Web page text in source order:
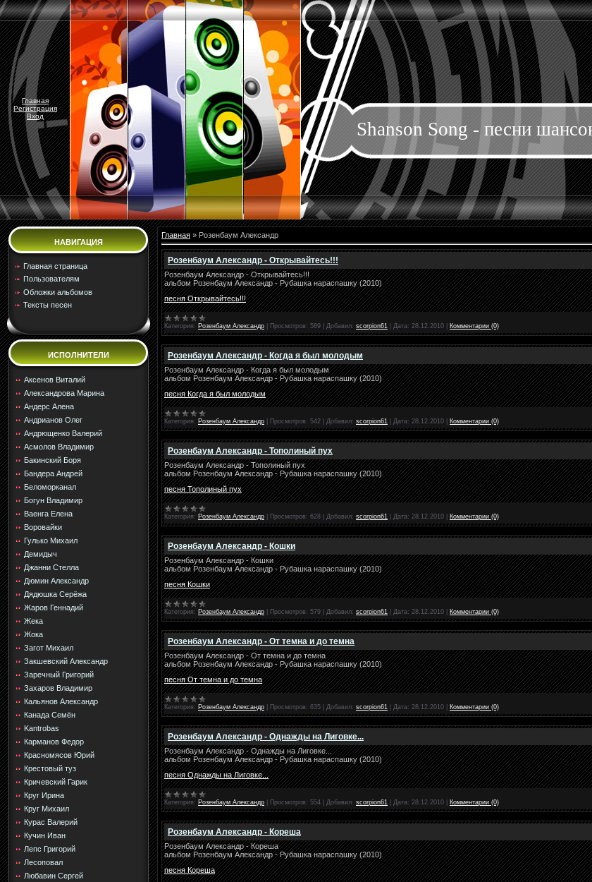
Главная
Регистрация
Вход
Shanson Song - песни
НАВИГАЦИЯ
Главная страница
Пользователям
Обложки альбомов
Тексты песен
ИСПОЛНИТЕЛИ
Аксенов Виталий
Александрова Марина
Андерс Алена
Андрианов Олег
Андрющенко Валерий
Асмолов Владимир
Бакинский Боря
Бандера Андрей
Беломорканал
Богун Владимир
Ваенга Елена
Воровайки
Гулько Михаил
Демидыч
Джанни Стелла
Дюмин Александр
Дядюшка Серёжа
Жаров Геннадий
Жека
Жока
Загот Михаил
Закшевский Александр
Заречный Григорий
Захаров Владимир
Кальянов Александр
Канада Семён
Kantrobas
Карманов Федор
Красномясов Юрий
Крестовый туз
Кричевский Гарик
Круг Ирина
Круг Михаил
Курас Валерий
Кучин Иван
Лепс Григорий
Лесоповал
Любавин Сергей
Главная » Розенбаум Александр
Розенбаум Александр - Открывайтесь!!!
Розенбаум Александр - Открывайтесь!!!
альбом Розенбаум Александр - Рубашка нараспашку (2010)
песня Открывайтесь!!!
Категория: Розенбаум Александр Просмотров: 589 Добавил: scorpion61 Дата: 28.12.2010 Комментарии (0)
Розенбаум Александр - Когда я был молодым
Розенбаум Александр - Когда я был молодым
альбом Розенбаум Александр - Рубашка нараспашку (2010)
песня Когда я был молодым
Категория: Розенбаум Александр Просмотров: 542 Добавил: scorpion61 Дата: 28.12.2010 Комментарии (0)
Розенбаум Александр - Тополиный пух
Розенбаум Александр - Тополиный пух
альбом Розенбаум Александр - Рубашка нараспашку (2010)
песня Тополиный пух
Категория: Розенбаум Александр Просмотров: 628 Добавил: scorpion61 Дата: 28.12.2010 Комментарии (0)
Розенбаум Александр - Кошки
Розенбаум Александр - Кошки
альбом Розенбаум Александр - Рубашка нараспашку (2010)
песня Кошки
Категория: Розенбаум Александр Просмотров: 579 Добавил: scorpion61 Дата: 28.12.2010 Комментарии (0)
Розенбаум Александр - От темна и до темна
Розенбаум Александр - От темна и до темна
альбом Розенбаум Александр - Рубашка нараспашку (2010)
песня От темна и до темна
Категория: Розенбаум Александр Просмотров: 635 Добавил: scorpion61 Дата: 28.12.2010 Комментарии (0)
Розенбаум Александр - Однажды на Лиговке...
Розенбаум Александр - Однажды на Лиговке...
альбом Розенбаум Александр - Рубашка нараспашку (2010)
песня Однажды на Лиговке...
Категория: Розенбаум Александр Просмотров: 554 Добавил: scorpion61 Дата: 28.12.2010 Комментарии (0)
Розенбаум Александр - Кореша
Розенбаум Александр - Кореша
альбом Розенбаум Александр - Рубашка нараспашку (2010)
песня Кореша